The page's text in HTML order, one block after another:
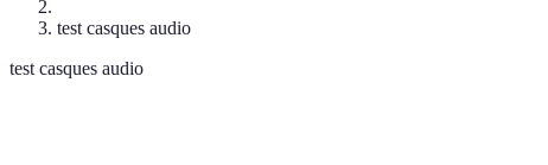
test casques audio
test casques audio